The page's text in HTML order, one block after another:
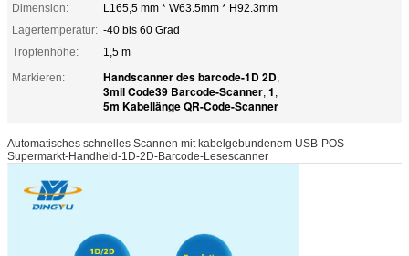
Dimension:
L165,5 mm * W63.5mm * H92.3mm
Lagertemperatur: -40 bis 60 Grad
Tropfenhöhe:
1,5 m
Markieren:
Handscanner des barcode-1D 2D,
3mil Code39 Barcode-Scanner, 1 ,
5m Kabellänge QR-Code-Scanner
Automatisches schnelles Scannen mit kabelgebundenem USB-POS-
Supermarkt-Handheld-1D-2D-Barcode-Lesescanner